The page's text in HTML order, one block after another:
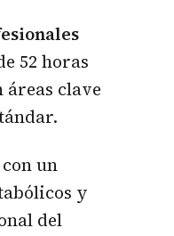
52 horas
clave
un
y
del